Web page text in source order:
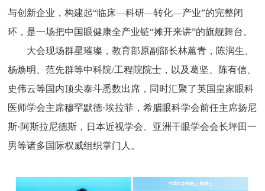
与创新企业，构建起“临床—科研—转化—产业”的完整闭
环，是一场把中国眼健康全产业链“摊开来讲”的旗舰舞台。
大会现场群星璀璨，教育部原副部长林蕙青，陈润生、
杨焕明、范先群等中科院/工程院院士，以及葛坚、陈有信、
史伟云等国内顶尖泰斗悉数出席，同时汇聚了英国皇家眼科
医师学会主席穆罕默德·埃拉菲，希腊眼科学会前任主席扬尼
斯·阿斯拉尼德斯，日本近视学会、亚洲干眼学会会长坪田一
男等诸多国际权威组织掌门人。